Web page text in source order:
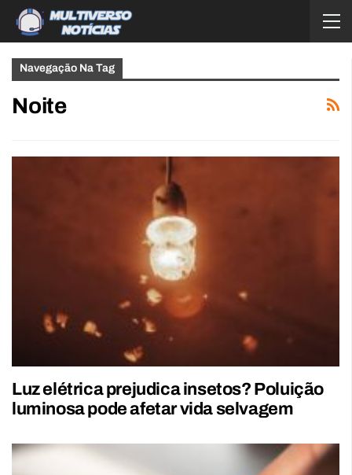
Navegação Na Tag
Noite
Luz elétrica prejudica insetos? Poluição
luminosa pode afetar vida selvagem